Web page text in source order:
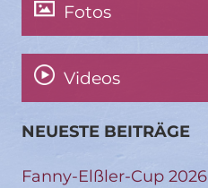
Fotos
Videos
NEUESTE BEITRÄGE
Fanny-Elßler-Cup 2026